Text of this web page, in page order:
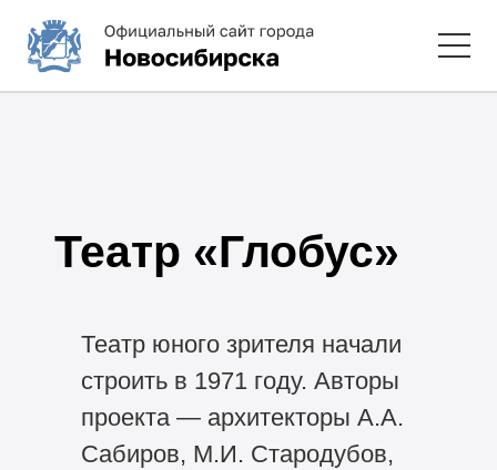
Театр «Глобус»
Театр юного зрителя начали
строить в 1971 году. Авторы
проекта — архитекторы А.А.
Сабиров, М.И. Стародубов,